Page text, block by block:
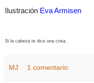
Ilustración Eva Armisen
Si la cabeza te dice una cosa.
MJ 1 comentario: